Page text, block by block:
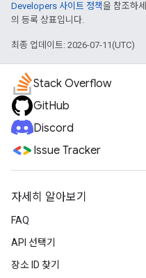
Developers 사이트 정책을 참조하
의 등록 상표입니다.
최종 업데이트: 2026-07-11(UTC)
Stack Overflow
GitHub
Discord
Issue Tracker
자세히 알아보기
FAQ
API 선택기
장소 ID 찾기